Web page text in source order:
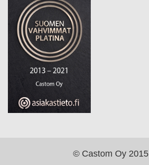
© Castom Oy 2015